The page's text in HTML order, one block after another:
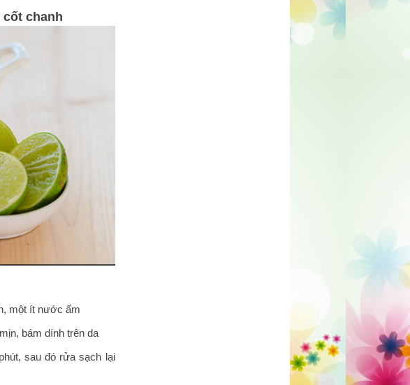
chanh
một ít nước ấm
bám dính trên da
sau đó rửa sạch lại